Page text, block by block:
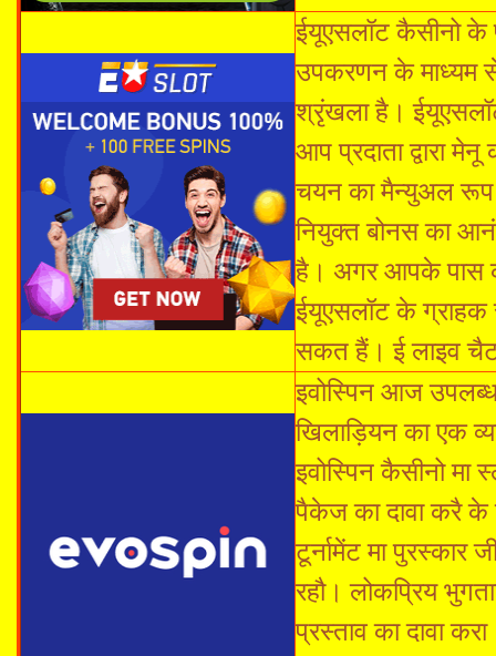
ईयूएसलॉट कैसीनो के
उपकरणन के माध्यम
श्रृंखला है।
आप प्रदाता द्वारा
चयन का मैन्युअल
नियुक्त बोनस का
है। अगर आपके पास
ईयूएसलॉट के ग्राहक
सकत हैं। ई लाइव
इवोस्पिन आज
खिलाड़ियन का एक
इवोस्पिन कैसीनो
पैकेज का दावा करै के
टूर्नामेंट मा
रहौ। लोकप्रिय
प्रस्ताव का दावा